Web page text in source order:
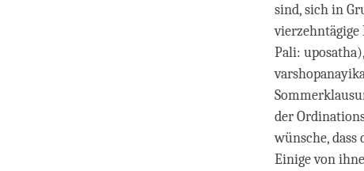
sind, sich in
vierzehntägige
Pali:
der
wünsche,
Einige von